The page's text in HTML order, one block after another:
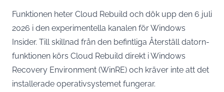
Funktionen heter Cloud Rebuild och dök upp den 6 juli
2026 i den experimentella kanalen för Windows
Insider. Till skillnad från den befintliga Återställ datorn-
funktionen körs Cloud Rebuild direkt i Windows
Recovery Environment (WinRE) och kräver inte att det
installerade operativsystemet fungerar.